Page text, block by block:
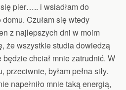
pier….. i wsiadłam do
Czułam się wtedy
z najlepszych dni w moim
że wszystkie studia dowiedzą
chciał mnie zatrudnić. W
przeciwnie, byłam pełna siły.
napełniło mnie taką energią,